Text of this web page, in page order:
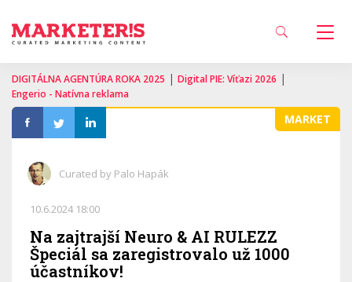
DIGITÁLNA AGENTÚRA ROKA 2025 | Digital PIE: Víťazi 2026 |
Engerio - Natívna reklama
MARKET
Curated by Palo Hapák
10.6.2024 18:00
Na zajtrajší Neuro & AI RULEZZ
Špeciál sa zaregistrovalo už 1000
účastníkov!